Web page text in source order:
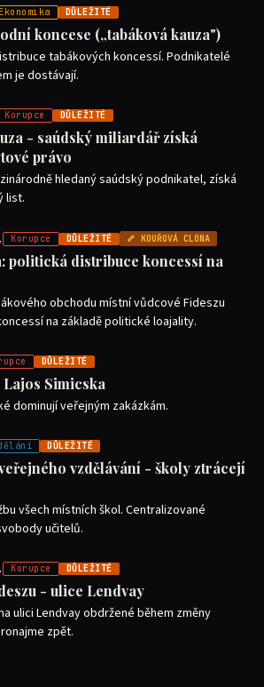
Ekonomika DŮLEŽITÉ
koncese („tabáková kauza")
tabákových koncessí. Podnikatelé
je dostávají.
Korupce DŮLEŽITÉ
- saúdský miliardář získá
právo
hledaný saúdský podnikatel, získá
list.
Korupce DŮLEŽITÉ 🦴 KOUŘOVÁ CLONA
politická distribuce koncessí na
obchodu místní vůdcové Fideszu
na základě politické loajality.
DŮLEŽITÉ
Simicska
dominují veřejným zakázkám.
DŮLEŽITÉ
vzdělávání - školy ztrácejí
všech místních škol. Centralizované
učitelů.
Korupce DŮLEŽITÉ
- ulice Lendvay
ulici Lendvay obdržené během změny
zpět.